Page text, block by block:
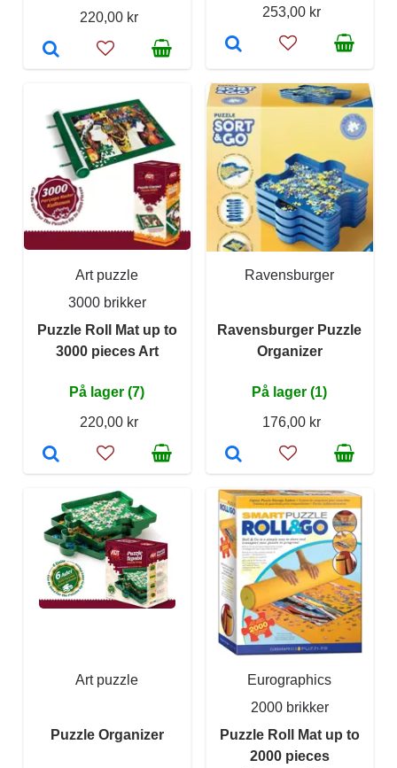
220,00 kr 253,00 kr
Art puzzle
3000 brikker
Puzzle Roll Mat up to
3000 pieces Art
På lager (7)
220,00 kr
Ravensburger
Ravensburger Puzzle
Organizer
På lager (1)
176,00 kr
Art puzzle
Puzzle Organizer
Eurographics
2000 brikker
Puzzle Roll Mat up to
2000 pieces